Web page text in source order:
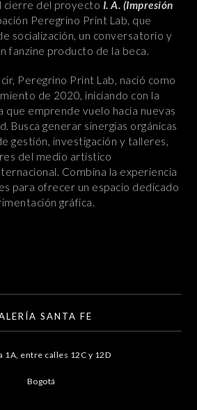
cierre del proyecto I. A. (Impresión
Peregrino Print Lab, que
socialización, un conversatorio y
fanzine producto de la beca.
Peregrino Print Lab, nació como
de 2020, iniciando con la
que emprende vuelo hacia nuevas
Busca generar sinergias orgánicas
gestión, investigación y talleres,
del medio artístico
Combina la experiencia
para ofrecer un espacio dedicado
gráfica.
SANTA FE
1A, entre calles 12C y 12D
Bogotá